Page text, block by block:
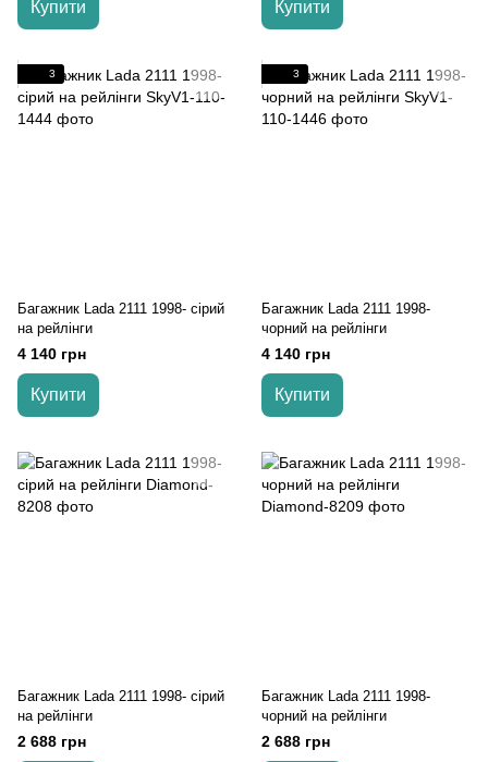
Купити Купити
3
Багажник Lada 2111 1998- cірий
на рейлінги
4 140 грн
Купити
3
Багажник Lada 2111 1998-
чорний на рейлінги
4 140 грн
Купити
Багажник Lada 2111 1998- cірий
на рейлінги
2 688 грн
Багажник Lada 2111 1998-
чорний на рейлінги
2 688 грн